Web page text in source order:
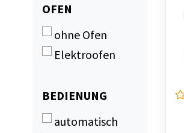
500 mm
540 mm
OFEN
OFEN
ohne Ofen
Elektroofen
BEDIENUNG
BEDIENUNG
automatisch